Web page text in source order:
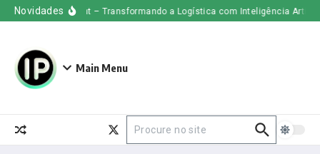
Ir para o conteúdo
Novidades
Uber Freight – Transformando a Logística com Inteligência
Main Menu